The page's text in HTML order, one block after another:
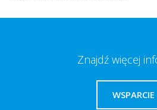
Znajdź więcej
WSPARCIE